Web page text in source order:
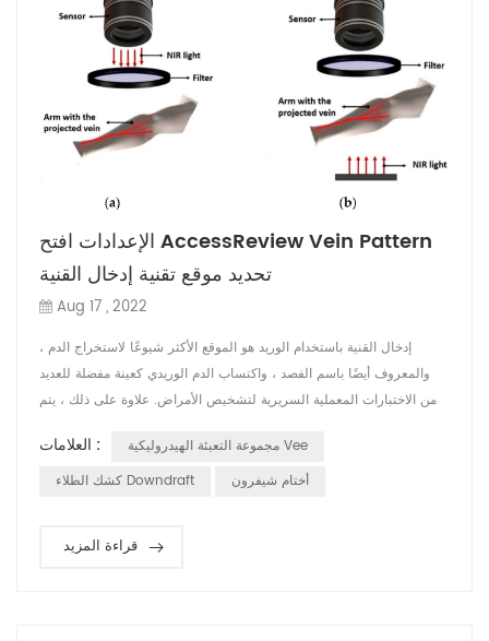
الإعدادات افتح AccessReview Vein Pattern
تحديد موقع تقنية إدخال القنية
Aug 17 , 2022
إدخال القنية باستخدام الوريد هو الموقع الأكثر شيوعًا لاستخراج الدم ،
والمعروف أيضًا باسم الفصد ، واكتساب الدم الوريدي كعينة مفضلة للعديد
من الاختبارات المعملية السريرية لتشخيص الأمراض. علاوة على ذلك ، يتم
تشمل عملية التثبيط الوريدي المحيطي (PIVC) التي لا تزال تمثل تحديًا
العلامات :
مجموعة التعبئة الهيدروليكية Vee
كشك الطلاء Downdraft
أختام شيفرون
قراءة المزيد